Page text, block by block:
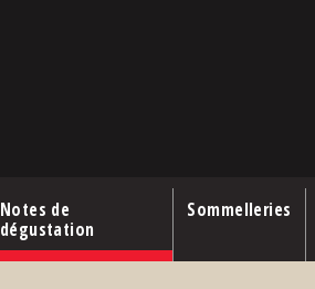
Notes de
dégustation
Sommelleries